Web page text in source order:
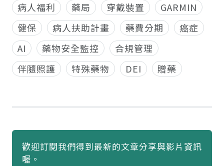
病人福利
藥局 穿戴裝置
GARMIN
健保
病人扶助計畫 藥費分期
癌症
AI
藥物安全監控
合規管理
伴隨照護
特殊藥物 DEI 贈藥
歡迎訂閱我們得到最新的文章分享與影片資訊
喔。